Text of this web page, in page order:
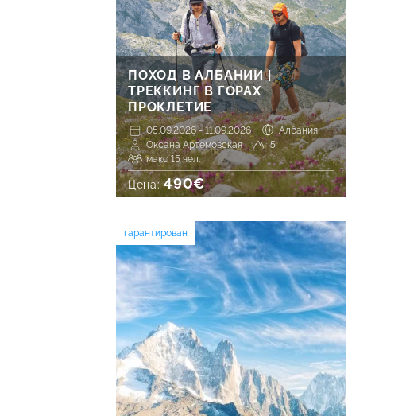
ПОХОД В АЛБАНИИ |
ТРЕККИНГ В ГОРАХ
ПРОКЛЕТИЕ
05.09.2026 - 11.09.2026
Албания
Оксана Артемовская
5
макс 15 чел.
Цена:490€
гарантирован